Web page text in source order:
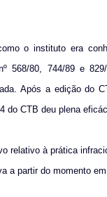
o instituto era
568/80, 744/89 e
Após a edição
CTB deu plena
relativo à prática
a partir do momento